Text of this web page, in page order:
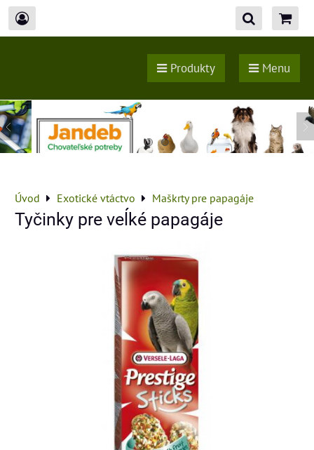
Produkty Menu
Úvod Exotické vtáctvo Maškrty pre papagáje
Tyčinky pre veĺké papagáje